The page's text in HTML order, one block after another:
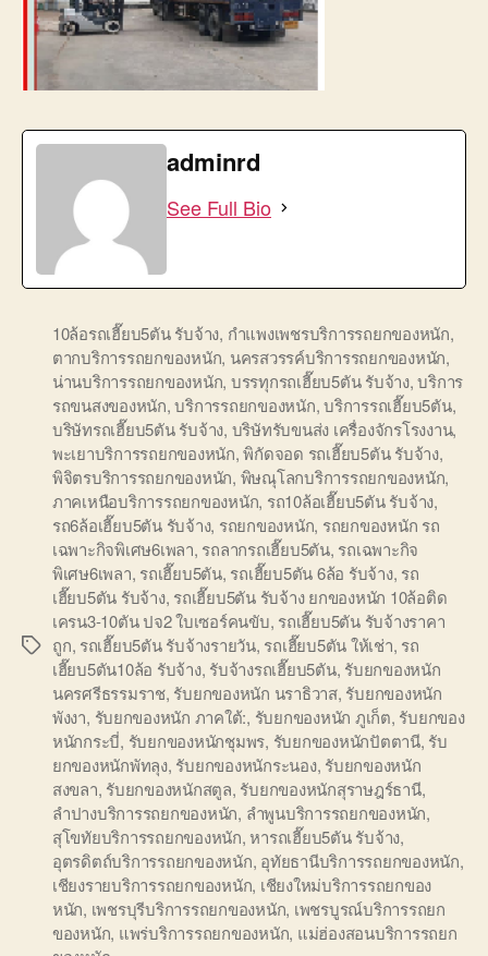
adminrd
See Full Bio
Tags
10ล้อรถเฮี๊ยบ5ตัน รับจ้าง, กำแพงเพชรบริการรถยกของหนัก,
ตากบริการรถยกของหนัก, นครสวรรค์บริการรถยกของหนัก,
น่านบริการรถยกของหนัก, บรรทุกรถเฮี๊ยบ5ตัน รับจ้าง,บริการ
รถขนสงของหนัก,บริการรถยกของหนัก,บริการรถเฮี๊ยบ5ตัน,
บริษัทรถเฮี๊ยบ5ตัน รับจ้าง, บริษัทรับขนส่ง เครื่องจักรโรงงาน,
พะเยาบริการรถยกของหนัก,พิกัดจอด รถเฮี๊ยบ5ตัน รับจ้าง,
พิจิตรบริการรถยกของหนัก, พิษณุโลกบริการรถยกของหนัก,
ภาคเหนือบริการรถยกของหนัก, รถ10ล้อเฮี๊ยบ5ตัน รับจ้าง,
รถ6ล้อเฮี๊ยบ5ตัน รับจ้าง, รถยกของหนัก, รถยกของหนัก รถ
เฉพาะกิจพิเศษ6เพลา, รถลากรถเฮี๊ยบ5ตัน, รถเฉพาะกิจ
พิเศษ6เพลา, รถเฮี๊ยบ5ตัน, รถเฮี๊ยบ5ตัน 6ล้อ รับจ้าง, รถ
เฮี๊ยบ5ตัน รับจ้าง, รถเฮี๊ยบ5ตัน รับจ้าง ยกของหนัก 10ล้อติด
เครน3-10ตัน ปจ2 ใบเซอร์คนขับ, รถเฮี๊ยบ5ตัน รับจ้างราคา
ถูก, รถเฮี๊ยบ5ตัน รับจ้างรายวัน, รถเฮี๊ยบ5ตัน ให้เช่า, รถ
เฮี๊ยบ5ตัน10ล้อ รับจ้าง, รับจ้างรถเฮี๊ยบ5ตัน, รับยกของหนัก
นครศรีธรรมราช, รับยกของหนัก นราธิวาส, รับยกของหนัก
พังงา, รับยกของหนัก ภาคใต้:, รับยกของหนัก ภูเก็ต, รับยกของ
หนักกระบี่, รับยกของหนักชุมพร, รับยกของหนักปัตตานี, รับ
ยกของหนักพัทลุง, รับยกของหนักระนอง, รับยกของหนัก
สงขลา, รับยกของหนักสตูล, รับยกของหนักสุราษฎร์ธานี,
ลำปางบริการรถยกของหนัก, ลำพูนบริการรถยกของหนัก,
สุโขทัยบริการรถยกของหนัก,หารถเฮี๊ยบ5ตัน รับจ้าง,
อุตรดิตถ์บริการรถยกของหนัก, อุทัยธานีบริการรถยกของหนัก,
เชียงรายบริการรถยกของหนัก, เชียงใหม่บริการรถยกของ
หนัก, เพชรบุรีบริการรถยกของหนัก, เพชรบูรณ์บริการรถยก
ของหนัก, แพร่บริการรถยกของหนัก, แม่ฮ่องสอนบริการรถยก